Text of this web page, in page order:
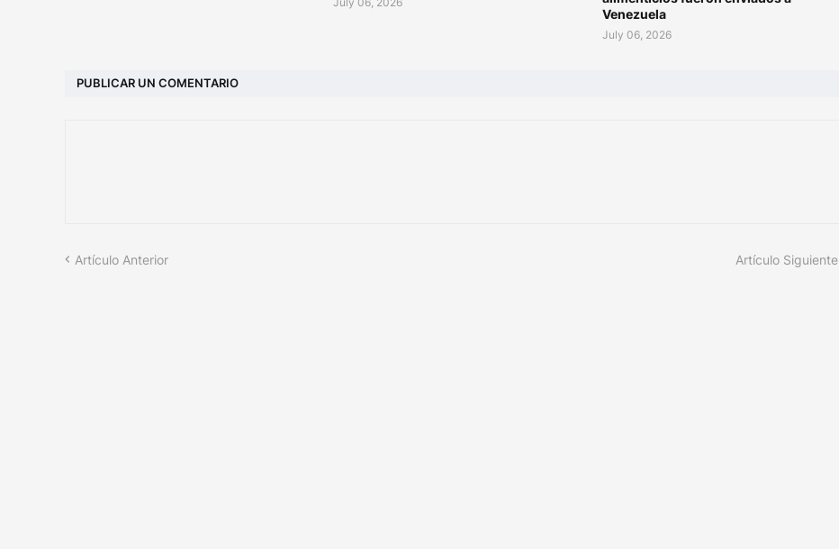
Venezuela
July 06, 2026
PUBLICAR UN COMENTARIO
Artículo Anterior Artículo Siguiente